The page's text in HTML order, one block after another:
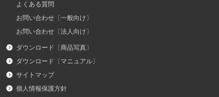
よくある質問
お問い合わせ〔一般向け〕
お問い合わせ〔法人向け〕
ダウンロード〔商品写真〕
ダウンロード〔マニュアル〕
サイトマップ
個人情報保護方針